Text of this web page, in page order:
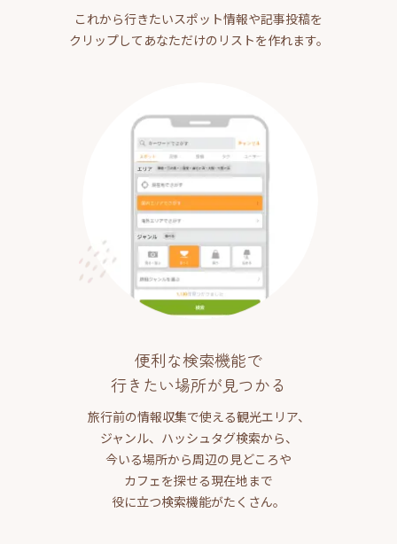
これから行きたいスポット情報や記事投稿を
クリップしてあなただけのリストを作れます。
便利な検索機能で
行きたい場所が見つかる
旅行前の情報収集で使える観光エリア、
ジャンル、ハッシュタグ検索から、
今いる場所から周辺の見どころや
カフェを探せる現在地まで
役に立つ検索機能がたくさん。